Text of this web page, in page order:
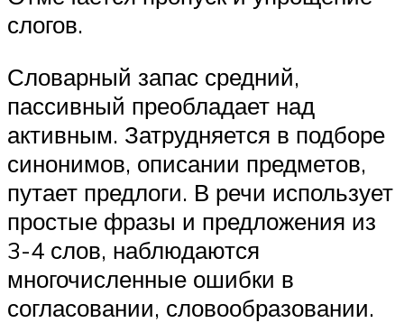
слогов.
Словарный запас средний,
пассивный преобладает над
активным. Затрудняется в подборе
синонимов, описании предметов,
путает предлоги. В речи использует
простые фразы и предложения из
3-4 слов, наблюдаются
многочисленные ошибки в
согласовании, словообразовании.